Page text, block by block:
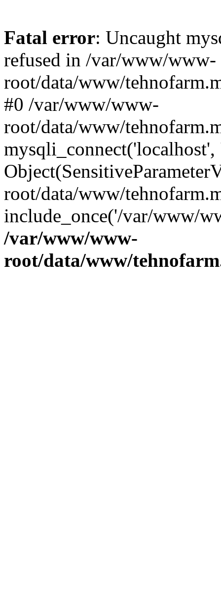
Fatal error: Uncaught
refused in /var/www/www-
root/data/www/
#0 /var/www/www-
root/data/www/
mysqli_connect('localhost',
root/data/www/
include_once('/var/www/
/var/www/www-
root/data/www/